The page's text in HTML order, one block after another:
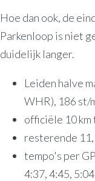
Hoe dan ook, de
Parkenloop is niet
duidelijk langer.
Leiden halve
WHR), 186 st/
officiële 10 km
resterende
tempo's per
4:37, 4:45,